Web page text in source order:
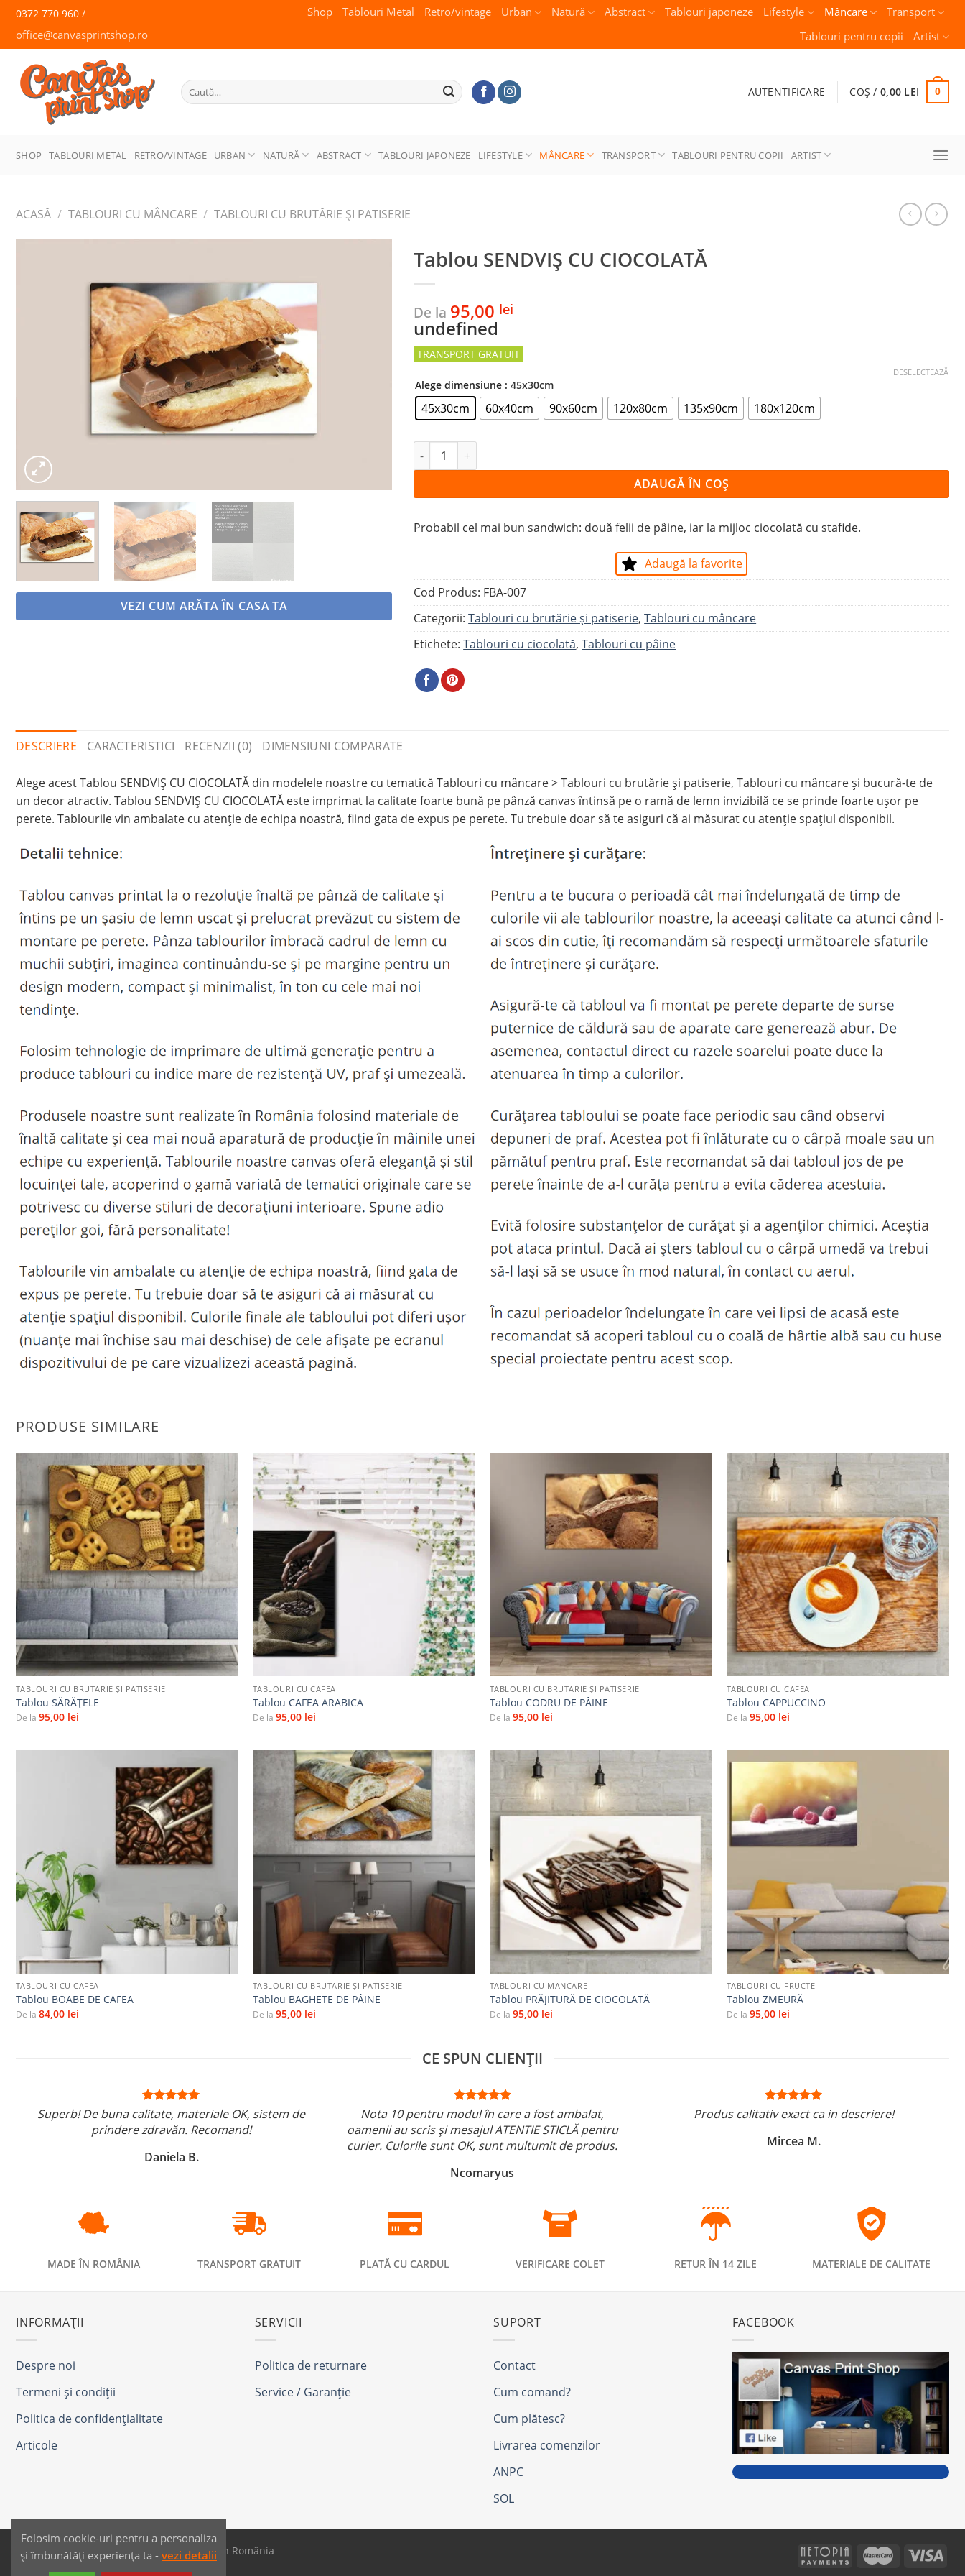
Skip
content
0372 770 960 /
office@canvasprintshop.ro
Shop Tablouri Metal Retro/vintage Urban Natură Abstract Tablouri japoneze Lifestyle Mâncare
Transport
Tablouri pentru copii
Artist
CANVAS
PRINT SHOP
Caută
după:
AUTENTIFICARE COȘ / 0,00 LEI 0
SHOP TABLOURI METAL RETRO/VINTAGE URBAN NATURĂ ABSTRACT TABLOURI JAPONEZE LIFESTYLE MÂNCARE TRANSPORT TABLOURI PENTRU COPII ARTIST
ACASĂ / TABLOURI CU MÂNCARE / TABLOURI CU BRUTĂRIE ŞI PATISERIE
VEZI CUM ARĂTA ÎN CASA TA
Tablou SENDVIȘ CU CIOCOLATĂ
De la 95,00 lei
undefined
Alege dimensiune : 45x30cm
45x30cm 60x40cm 90x60cm 120x80cm 135x90cm 180x120cm
DESELECTEAZĂ
Cantitate Tablou SENDVIȘ CU CIOCOLATĂ
ADAUGĂ ÎN COȘ
Probabil cel mai bun sandwich: două felii de pâine, iar la mijloc ciocolată cu stafide.
Adaugă la favorite
Cod Produs: FBA-007
Categorii:Tablouri cu brutărie şi patiserie,Tablouri cu mâncare
Etichete:Tablouri cu ciocolată,Tablouri cu pâine
DESCRIERE CARACTERISTICI RECENZII (0) DIMENSIUNI COMPARATE
Alege acest Tablou SENDVIȘ CU CIOCOLATĂ din modelele noastre cu tematică Tablouri cu mâncare > Tablouri cu brutărie şi patiserie, Tablouri cu mâncare și bucură-te de
un decor atractiv. Tablou SENDVIȘ CU CIOCOLATĂ este imprimat la calitate foarte bună pe pânză canvas întinsă pe o ramă de lemn invizibilă ce se prinde foarte ușor pe
perete. Tablourile vin ambalate cu atenție de echipa noastră, fiind gata de expus pe perete. Tu trebuie doar să te asiguri că ai măsurat cu atenție spațiul disponibil.
PRODUSE SIMILARE
Adaugă
favorite
TABLOURI CU BRUTĂRIE ŞI PATISERIE
Tablou SĂRĂŢELE
De la 95,00 lei
Adaugă
la
favorite
+
TABLOURI CU CAFEA
Tablou CAFEA ARABICA
De la 95,00 lei
+
TABLOURI CU BRUTĂRIE ŞI PATISERIE
Tablou CODRU DE PÂINE
De la 95,00 lei
Adaugă
la
favorite
TABLOURI CU CAFEA
Tablou CAPPUCCINO
De la 95,00 lei
Adaugă
la
favorite
+
TABLOURI CU CAFEA
Tablou BOABE DE CAFEA
De la 84,00 lei
TABLOURI CU BRUTĂRIE ŞI PATISERIE
Tablou BAGHETE DE PÂINE
De la 95,00 lei
Adaugă
+
TABLOURI CU MÂNCARE
Tablou PRĂJITURĂ DE CIOCOLATĂ
De la 95,00 lei
+
TABLOURI CU FRUCTE
Tablou ZMEURĂ
De la 95,00 lei
CE SPUN CLIENȚII
Superb! De buna calitate, materiale OK, sistem de
prindere zdravăn. Recomand!
Daniela B.
Nota 10 pentru modul în care a fost ambalat,
oamenii au scris și mesajul ATENTIE STICLĂ pentru
curier. Culorile sunt OK, sunt multumit de produs.
Ncomaryus
Produs calitativ exact ca in descriere!
Mircea M.
MADE ÎN ROMÂNIA TRANSPORT GRATUIT PLATĂ CU CARDUL VERIFICARE COLET RETUR ÎN 14 ZILE MATERIALE DE CALITATE
INFORMAȚII
Despre noi
Termeni și condiții
Politica de confidențialitate
Articole
SERVICII
Politica de returnare
Service / Garanție
SUPORT
Contact
Cum comand?
Cum plătesc?
Livrarea comenzilor
ANPC
SOL
FACEBOOK
SAIKO MEDIA & SIGNS - Produse fabricate în România
Dezvoltat de JPG MEDIA
Folosim cookie-uri pentru a personaliza
și îmbunătăți experiența ta - vezi detalii